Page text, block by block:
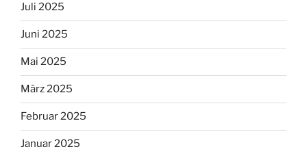
Juli 2025
Juni 2025
Mai 2025
März 2025
Februar 2025
Januar 2025